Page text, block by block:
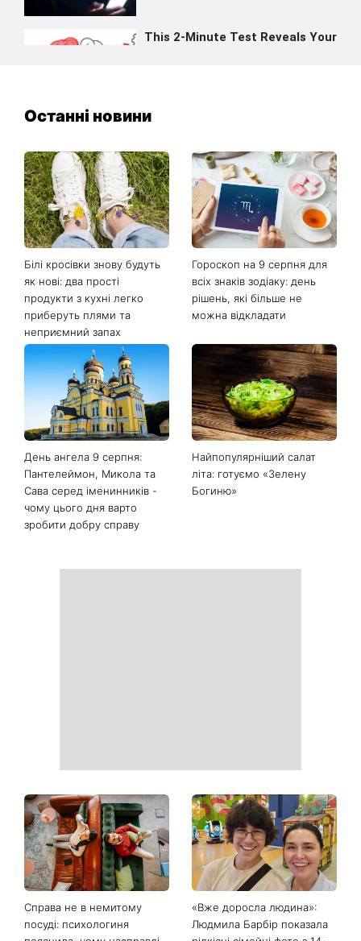
Останні новини
День ангела 9 серпня:
Пантелеймон, Микола та
Сава серед іменинників -
чому цього дня варто
зробити добру справу
Найпопулярніший салат
літа: готуємо «Зелену
Богиню»